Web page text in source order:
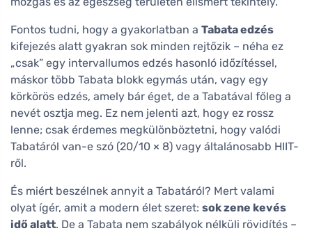
Fontos tudni, hogy a gyakorlatban a Tabata edzés
kifejezés alatt gyakran sok minden rejtőzik – néha ez
„csak” egy intervallumos edzés hasonló időzítéssel,
máskor több Tabata blokk egymás után, vagy egy
körkörös edzés, amely bár éget, de a Tabatával főleg a
nevét osztja meg. Ez nem jelenti azt, hogy ez rossz
lenne; csak érdemes megkülönböztetni, hogy valódi
Tabatáról van-e szó (20/10 × 8) vagy általánosabb HIIT-
ről.
És miért beszélnek annyit a Tabatáról? Mert valami
olyat ígér, amit a modern élet szeret: sok zene kevés
idő alatt. De a Tabata nem szabályok nélküli rövidítés –